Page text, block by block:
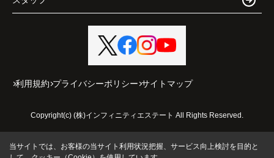
利用規約 プライバシーポリシー サイトマップ
Copyright(c) (株)インフィニティエステート All Rights Reserved.
当サイトでは、お客様の当サイト利用状況把握、サービス向上検討を目的と